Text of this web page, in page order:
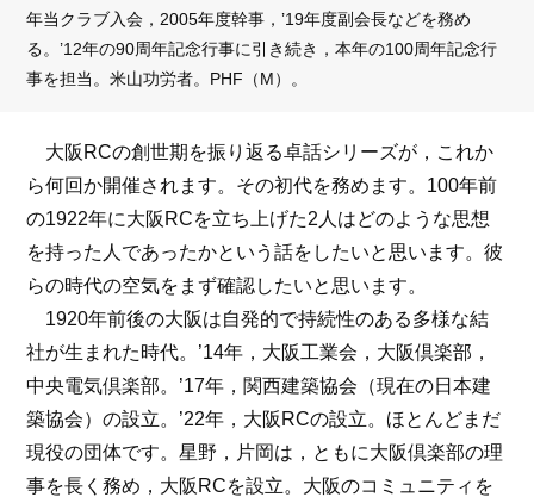
年当クラブ入会，2005年度幹事，’19年度副会長などを務め
る。’12年の90周年記念行事に引き続き，本年の100周年記念行
事を担当。米山功労者。PHF（M）。
大阪RCの創世期を振り返る卓話シリーズが，これか
ら何回か開催されます。その初代を務めます。100年前
の1922年に大阪RCを立ち上げた2人はどのような思想
を持った人であったかという話をしたいと思います。彼
らの時代の空気をまず確認したいと思います。
1920年前後の大阪は自発的で持続性のある多様な結
社が生まれた時代。’14年，大阪工業会，大阪倶楽部，
中央電気倶楽部。’17年，関西建築協会（現在の日本建
築協会）の設立。’22年，大阪RCの設立。ほとんどまだ
現役の団体です。星野，片岡は，ともに大阪倶楽部の理
事を長く務め，大阪RCを設立。大阪のコミュニティを